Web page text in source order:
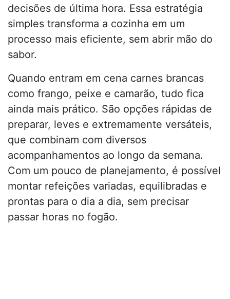
decisões de última hora. Essa estratégia
simples transforma a cozinha em um
processo mais eficiente, sem abrir mão do
sabor.
Quando entram em cena carnes brancas
como frango, peixe e camarão, tudo fica
ainda mais prático. São opções rápidas de
preparar, leves e extremamente versáteis,
que combinam com diversos
acompanhamentos ao longo da semana.
Com um pouco de planejamento, é possível
montar refeições variadas, equilibradas e
prontas para o dia a dia, sem precisar
passar horas no fogão.